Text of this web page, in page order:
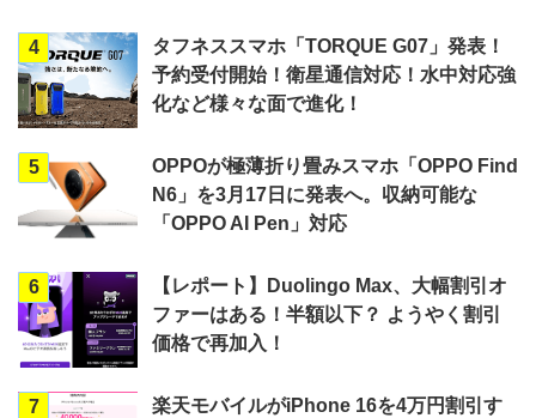
4
タフネススマホ「TORQUE G07」発表！
予約受付開始！衛星通信対応！水中対応強
化など様々な面で進化！
5
OPPOが極薄折り畳みスマホ「OPPO Find
N6」を3月17日に発表へ。収納可能な
「OPPO AI Pen」対応
6
【レポート】Duolingo Max、大幅割引オ
ファーはある！半額以下？ ようやく割引
価格で再加入！
7
楽天モバイルがiPhone 16を4万円割引す